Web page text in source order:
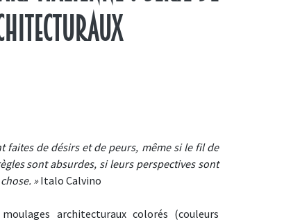
faites de désirs et de peurs, même si le fil de
sont absurdes, si leurs perspectives sont
»Italo Calvino
architecturaux colorés (couleurs